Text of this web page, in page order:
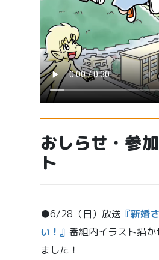
おしらせ・参
ト
●6/28（日）放送 『新婚
い！』 番組内イラスト描
ました！